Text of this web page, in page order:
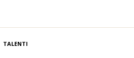
TALENTI